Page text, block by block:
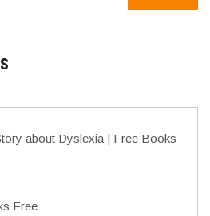
about Dyslexia | Free Books
Free